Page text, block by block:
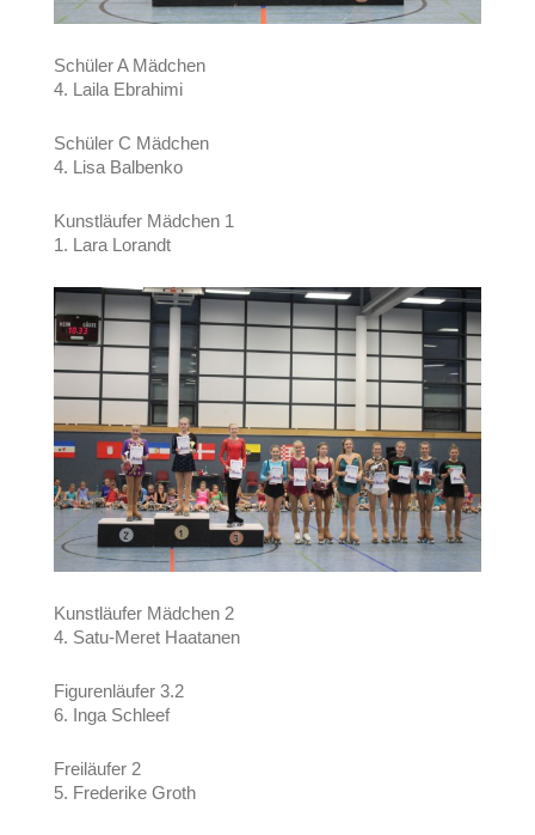
Schüler A Mädchen
4. Laila Ebrahimi
Schüler C Mädchen
4. Lisa Balbenko
Kunstläufer Mädchen 1
1. Lara Lorandt
Kunstläufer Mädchen 2
4. Satu-Meret Haatanen
Figurenläufer 3.2
6. Inga Schleef
Freiläufer 2
5. Frederike Groth